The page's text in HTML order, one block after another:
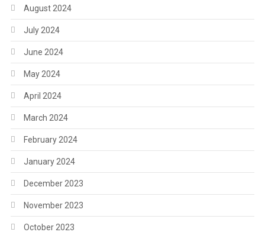
August 2024
July 2024
June 2024
May 2024
April 2024
March 2024
February 2024
January 2024
December 2023
November 2023
October 2023